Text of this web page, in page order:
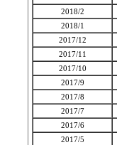
2018/2
2018/1
2017/12
2017/11
2017/10
2017/9
2017/8
2017/7
2017/6
2017/5